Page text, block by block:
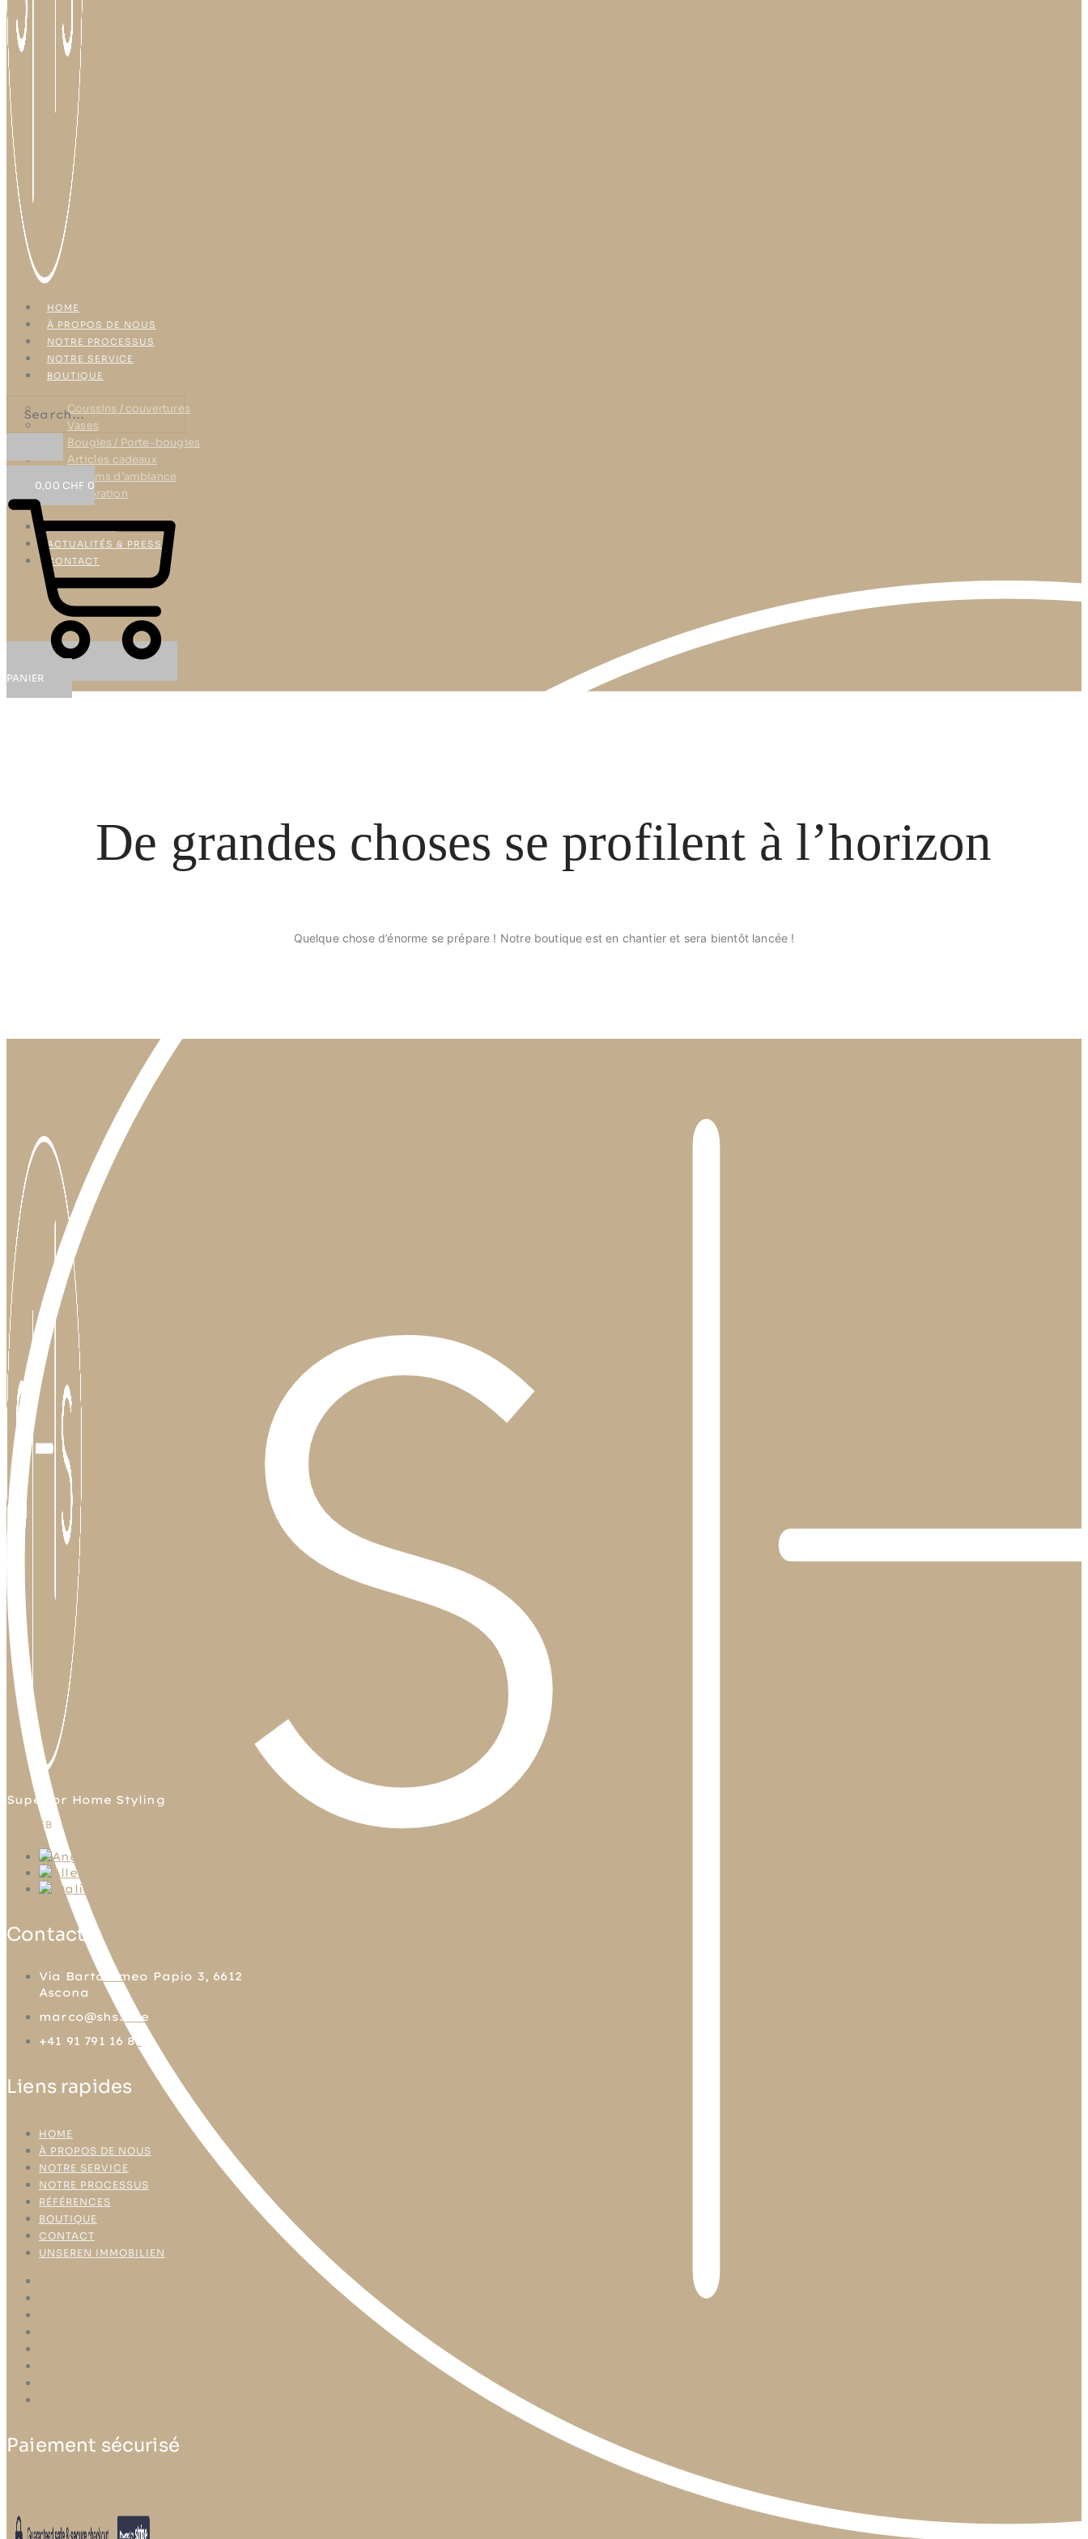
HOME
À PROPOS DE NOUS
NOTRE PROCESSUS
NOTRE SERVICE
BOUTIQUE
Coussins / couvertures
Vases
Bougies / Porte-bougies
Articles cadeaux
Parfums d’ambiance
Décoration
ACTUALITÉS & PRESSE
CONTACT
0,00 CHF 0
PANIER
De grandes choses se profilent à l’horizon
Quelque chose d’énorme se prépare ! Notre boutique est en chantier et sera bientôt lancée !
Superior Home Styling
FB
Contact
Via Bartolomeo Papio 3, 6612
Ascona
marco@shs.one
+41 91 791 16 81
Liens rapides
HOME
À PROPOS DE NOUS
NOTRE SERVICE
NOTRE PROCESSUS
RÉFÉRENCES
BOUTIQUE
CONTACT
UNSEREN IMMOBILIEN
Paiement sécurisé